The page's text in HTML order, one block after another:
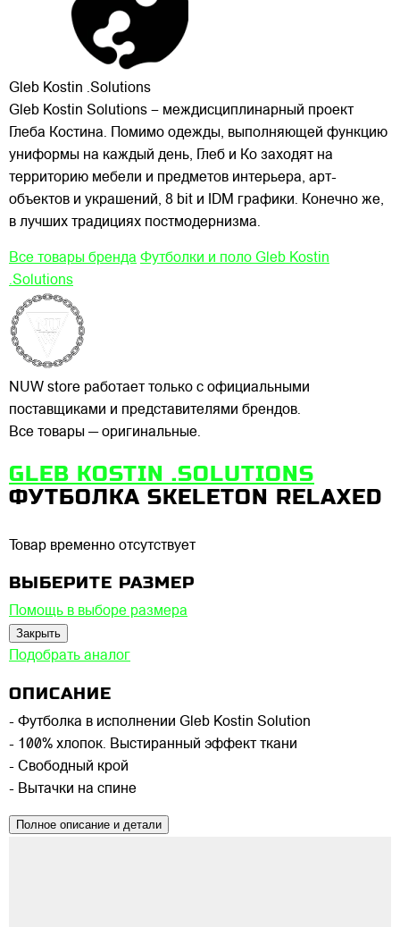
Gleb Kostin .Solutions
Gleb Kostin Solutions – междисциплинарный проект
Глеба Костина. Помимо одежды, выполняющей функцию
униформы на каждый день, Глеб и Ко заходят на
территорию мебели и предметов интерьера, арт-
объектов и украшений, 8 bit и IDM графики. Конечно же,
в лучших традициях постмодернизма.
Все товары бренда Футболки и поло Gleb Kostin
.Solutions
NUW store работает только с официальными
поставщиками и представителями брендов.
Все товары — оригинальные.
GLEB KOSTIN .SOLUTIONS
ФУТБОЛКА SKELETON RELAXED
Товар временно отсутствует
ВЫБЕРИТЕ РАЗМЕР
Помощь в выборе размера
Закрыть
Подобрать аналог
ОПИСАНИЕ
- Футболка в исполнении Gleb Kostin Solution
- 100% хлопок. Выстиранный эффект ткани
- Свободный крой
- Вытачки на спине
Полное описание и детали